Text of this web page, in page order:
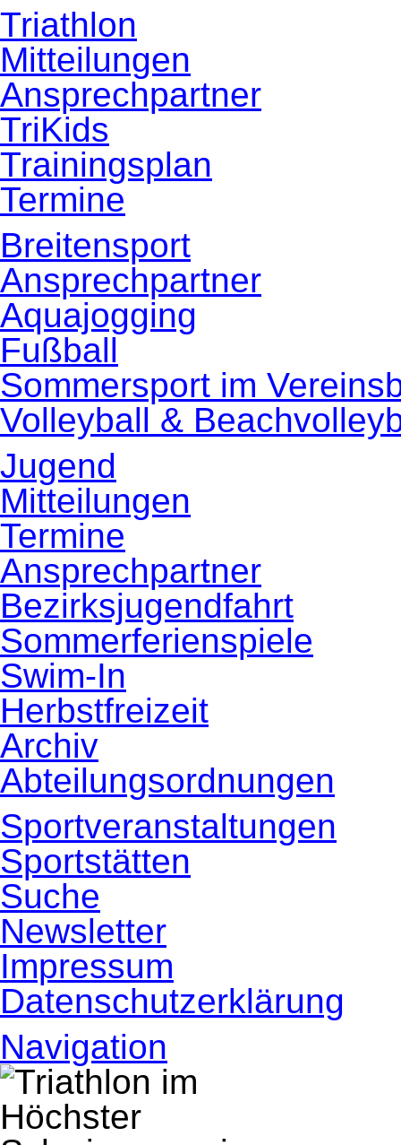
Triathlon
Mitteilungen
Ansprechpartner
TriKids
Trainingsplan
Termine
Breitensport
Ansprechpartner
Aquajogging
Fußball
Sommersport im
Volleyball &
Jugend
Mitteilungen
Termine
Ansprechpartner
Bezirksjugendfahrt
Sommerferienspiele
Swim-In
Herbstfreizeit
Archiv
Abteilungsordnungen
Sportveranstaltungen
Sportstätten
Suche
Newsletter
Impressum
Datenschutzerklärung
Navigation